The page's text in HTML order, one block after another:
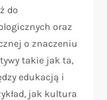
do
oraz
o znaczeniu
takie jak ta,
edukacją i
jak kultura